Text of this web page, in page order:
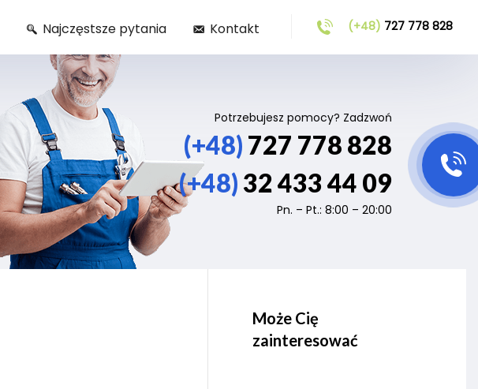
(+48) 727 778 828
Najczęstsze pytania Kontakt
Potrzebujesz pomocy? Zadzwoń
(+48) 727 778 828
(+48) 32 433 44 09
Pn. – Pt.: 8:00 – 20:00
Może Cię
zainteresować